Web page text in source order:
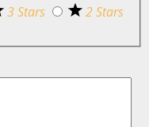
3 Stars
2 Stars